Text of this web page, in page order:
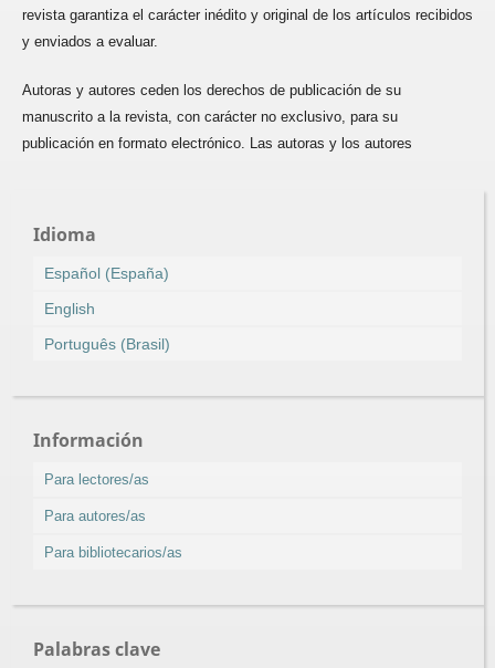
revista garantiza el carácter inédito y original de los artículos recibidos
y enviados a evaluar.
Autoras y autores ceden los derechos de publicación de su
manuscrito a la revista, con carácter no exclusivo, para su
publicación en formato electrónico. Las autoras y los autores
Idioma
Español (España)
English
Português (Brasil)
Información
Para lectores/as
Para autores/as
Para bibliotecarios/as
Palabras clave